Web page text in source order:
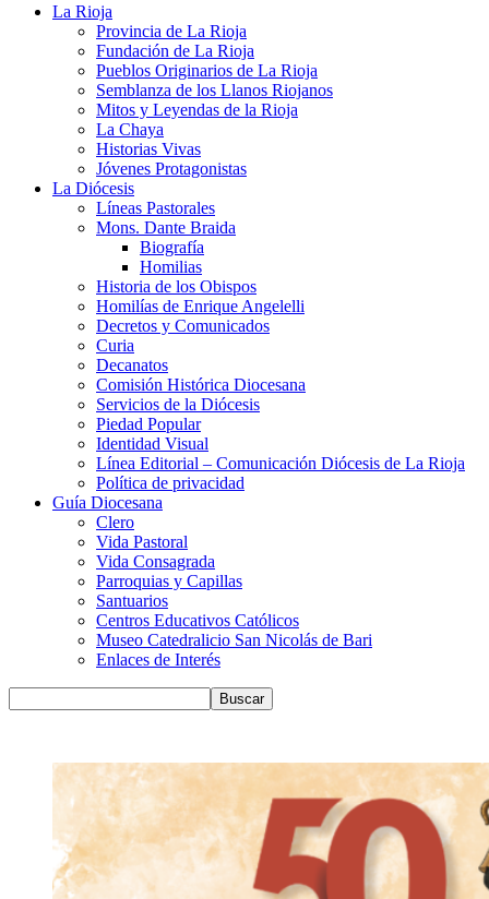
La Rioja
Provincia de La Rioja
Fundación de La Rioja
Pueblos Originarios de La Rioja
Semblanza de los Llanos Riojanos
Mitos y Leyendas de la Rioja
La Chaya
Historias Vivas
Jóvenes Protagonistas
La Diócesis
Líneas Pastorales
Mons. Dante Braida
Biografía
Homilias
Historia de los Obispos
Homilías de Enrique Angelelli
Decretos y Comunicados
Curia
Decanatos
Comisión Histórica Diocesana
Servicios de la Diócesis
Piedad Popular
Identidad Visual
Línea Editorial – Comunicación Diócesis de La Rioja
Política de privacidad
Guía Diocesana
Clero
Vida Pastoral
Vida Consagrada
Parroquias y Capillas
Santuarios
Centros Educativos Católicos
Museo Catedralicio San Nicolás de Bari
Enlaces de Interés